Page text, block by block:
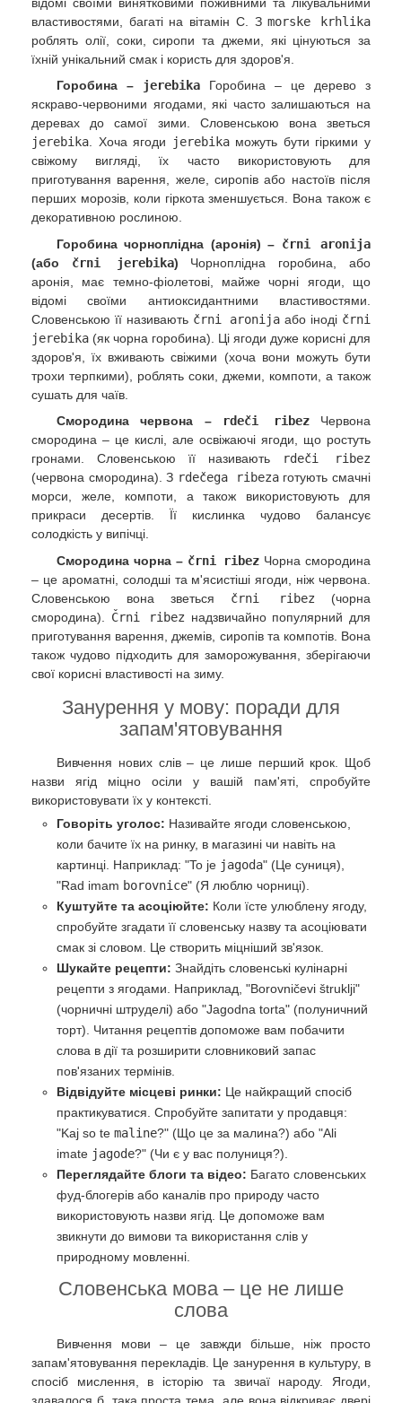
властивостями, багаті на вітамін C. Зmorske krhlika
роблять олії, соки, сиропи та джеми, які цінуються за
їхній унікальний смак і користь для здоров'я.
Горобина – jerebika Горобина – це дерево з
яскраво-червоними ягодами, які часто залишаються на
деревах до самої зими. Словенською вона зветься
jerebika. Хоча ягоди jerebikaможуть бути гіркими у
свіжому вигляді, їх часто використовують для
приготування варення, желе, сиропів або настоїв після
перших морозів, коли гіркота зменшується. Вона також є
декоративною рослиною.
Горобина чорноплідна (аронія) – črni aronija
(або črni jerebika) Чорноплідна горобина, або
аронія, має темно-фіолетові, майже чорні ягоди, що
відомі своїми антиоксидантними властивостями.
Словенською її називають črni aronija або іноді črni
jerebika (як чорна горобина). Ці ягоди дуже корисні для
здоров'я, їх вживають свіжими (хоча вони можуть бути
трохи терпкими), роблять соки, джеми, компоти, а також
сушать для чаїв.
Смородина червона –
rdeči ribezЧервона
смородина – це кислі, але освіжаючі ягоди, що ростуть
гронами. Словенською її називають
rdeči ribez
(червона смородина). З rdečega ribezaготують смачні
морси, желе, компоти, а також використовують для
прикраси десертів. Її кислинка чудово балансує
солодкість у випічці.
Смородина чорна – črni ribez Чорна смородина
– це ароматні, солодші та м'ясистіші ягоди, ніж червона.
Словенською вона зветься črni ribez (чорна
смородина). Črni ribez надзвичайно популярний для
приготування варення, джемів, сиропів та компотів. Вона
також чудово підходить для заморожування, зберігаючи
свої корисні властивості на зиму.
Занурення у мову: поради для
запам'ятовування
Вивчення нових слів – це лише перший крок. Щоб
назви ягід міцно осіли у вашій пам'яті, спробуйте
використовувати їх у контексті.
Говоріть уголос: Називайте ягоди словенською,
коли бачите їх на ринку, в магазині чи навіть на
картинці. Наприклад: "To je jagoda" (Це суниця),
"Rad imam borovnice" (Я люблю чорниці).
Куштуйте та асоціюйте: Коли їсте улюблену ягоду,
спробуйте згадати її словенську назву та асоціювати
смак зі словом. Це створить міцніший зв'язок.
Шукайте рецепти: Знайдіть словенські кулінарні
рецепти з ягодами. Наприклад, "Borovničevi štruklji"
(чорничні штруделі) або "Jagodna torta" (полуничний
торт). Читання рецептів допоможе вам побачити
слова в дії та розширити словниковий запас
пов'язаних термінів.
Відвідуйте місцеві ринки: Це найкращий спосіб
практикуватися. Спробуйте запитати у продавця:
"Kaj so te maline?" (Що це за малина?) або "Ali
imate jagode?" (Чи є у вас полуниця?).
Переглядайте блоги та відео: Багато словенських
фуд-блогерів або каналів про природу часто
використовують назви ягід. Це допоможе вам
звикнути до вимови та використання слів у
природному мовленні.
Словенська мова – це не лише
слова
Вивчення мови – це завжди більше, ніж просто
запам'ятовування перекладів. Це занурення в культуру, в
спосіб мислення, в історію та звичаї народу. Ягоди,